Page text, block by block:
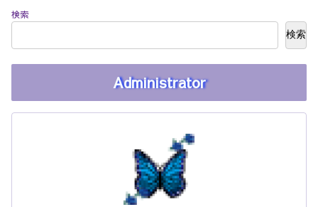
検索
検索
Administrator